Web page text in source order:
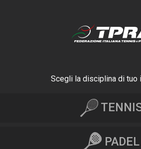
Scegli la disciplina di tuo
PADEL